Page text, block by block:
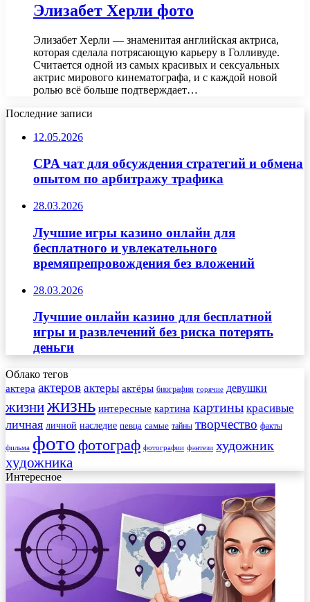
Элизабет Херли фото
Элизабет Херли — знаменитая английская актриса,
которая сделала потрясающую карьеру в Голливуде.
Считается одной из самых красивых и сексуальных
актрис мирового кинематографа, и с каждой новой
ролью всё больше подтверждает…
Последние записи
12.05.2026
CPA чат для обсуждения стратегий и обмена
опытом по арбитражу трафика
28.03.2026
Лучшие игры казино онлайн для
бесплатного и увлекательного
времяпрепровождения без вложений
28.03.2026
Лучшие онлайн казино для бесплатной
игры и развлечений без риска потерять
деньги
Облако тегов
актера актеров актеры актёры биография горячие девушки
жизнижизнь интересные картина картины красивые
личная личной наследие певца самые тайны творчество факты
фильма фото фотограф фотографии фэнтези художник
художника
Интересное